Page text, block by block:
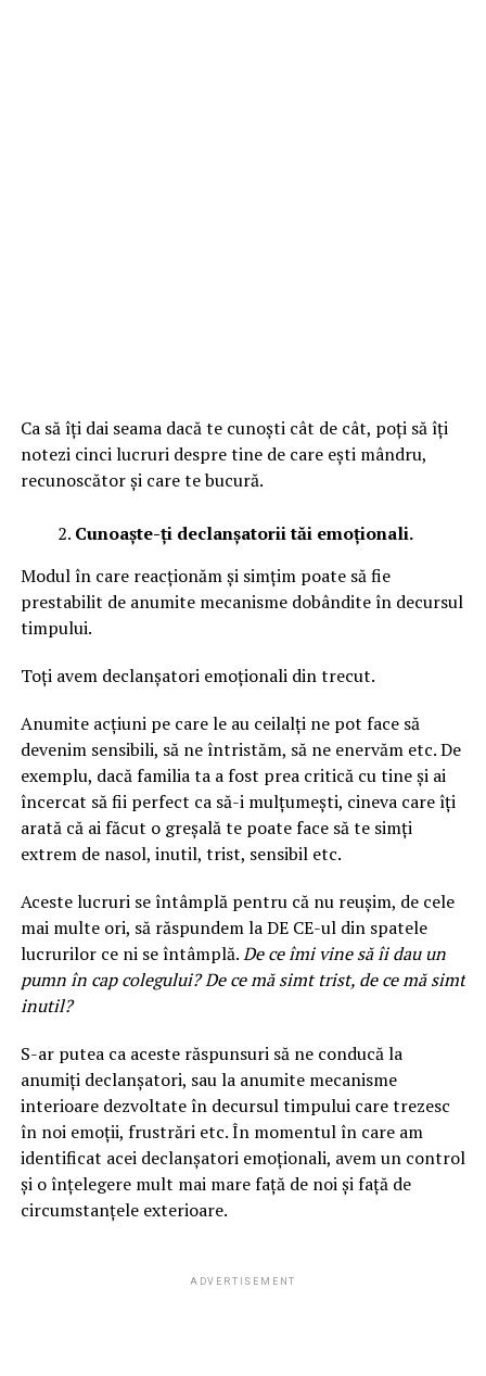
Ca să îți dai seama dacă te cunoști cât de cât, poți să îți
notezi cinci lucruri despre tine de care ești mândru,
recunoscător și care te bucură.
Cunoaște-ți declanșatorii tăi emoționali.
Modul în care reacționăm și simțim poate să fie
prestabilit de anumite mecanisme dobândite în decursul
timpului.
Toți avem declanșatori emoționali din trecut.
Anumite acțiuni pe care le au ceilalți ne pot face să
devenim sensibili, să ne întristăm, să ne enervăm etc. De
exemplu, dacă familia ta a fost prea critică cu tine și ai
încercat să fii perfect ca să-i mulțumești, cineva care îți
arată că ai făcut o greșală te poate face să te simți
extrem de nasol, inutil, trist, sensibil etc.
Aceste lucruri se întâmplă pentru că nu reușim, de cele
mai multe ori, să răspundem la DE CE-ul din spatele
lucrurilor ce ni se întâmplă.De ce îmi vine să îi dau un
pumn în cap colegului? De ce mă simt trist, de ce mă simt
inutil?
S-ar putea ca aceste răspunsuri să ne conducă la
anumiți declanșatori, sau la anumite mecanisme
interioare dezvoltate în decursul timpului care trezesc
în noi emoții, frustrări etc. În momentul în care am
identificat acei declanșatori emoționali, avem un control
și o înțelegere mult mai mare față de noi și față de
circumstanțele exterioare.
ADVERTISEMENT